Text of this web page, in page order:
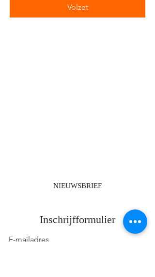
Volzet
NIEUWSBRIEF
Inschrijfformulier